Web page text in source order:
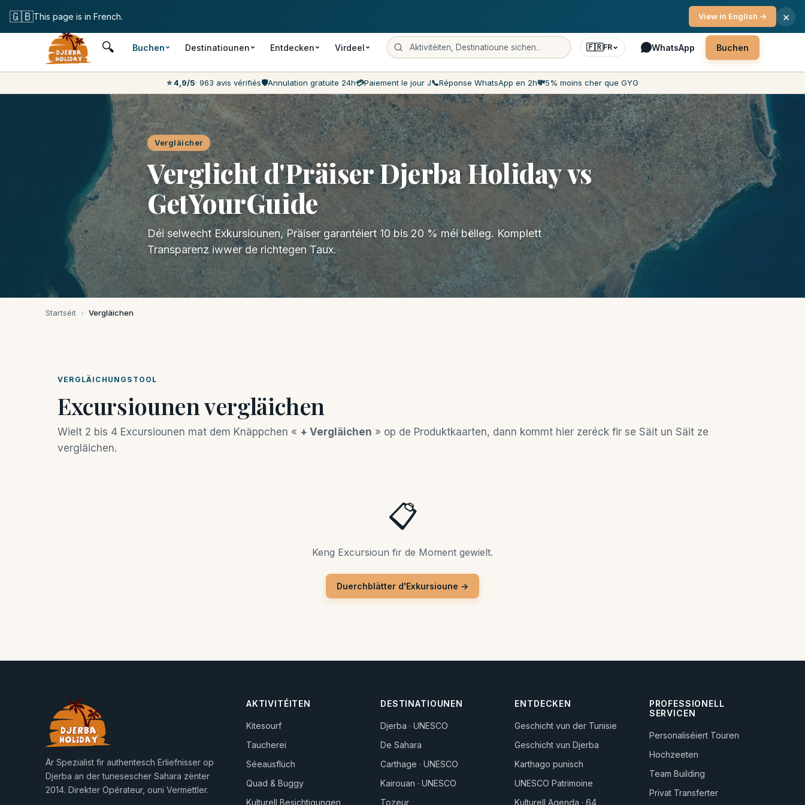
🔍 Buchen Destinatiounen Entdecken Virdeel 🇫🇷FR WhatsApp Buchen
⭐ 4,9/5· 963 avis vérifiés🛡️Annulation gratuite 24h💳Paiement le jour J📞Réponse WhatsApp en 2h💸5% moins cher que GYG
Vergläicher
Verglicht d'Präiser Djerba Holiday vs
GetYourGuide
Déi selwecht Exkursiounen, Präiser garantéiert 10 bis 20 % méi bëlleg. Komplett
Transparenz iwwer de richtegen Taux.
Startséit › Vergläichen
VERGLÄICHUNGSTOOL
Excursiounen vergläichen
Wielt 2 bis 4 Excursiounen mat dem Knäppchen « + Vergläichen » op de Produktkaarten, dann kommt hier zeréck fir se Säit un Säit ze
vergläichen.
📋
Keng Excursioun fir de Moment gewielt.
Duerchblätter d'Exkursioune →
Är Spezialist fir authentesch Erliefnisser op
Djerba an der tunesescher Sahara zënter
2014. Direkter Opérateur, ouni Vermëttler.
AKTIVITÉITEN
Kitesourf
Taucherei
Séeausflüch
Quad & Buggy
Kulturell Besichtigungen
DESTINATIOUNEN
Djerba · UNESCO
De Sahara
Carthage · UNESCO
Kairouan · UNESCO
Tozeur
ENTDECKEN
Geschicht vun der Tunisie
Geschicht vun Djerba
Karthago punisch
UNESCO Patrimoine
Kulturell Agenda · 64
PROFESSIONELL
SERVICEN
Personaliséiert Touren
Hochzeeten
Team Building
Privat Transferter
🇬🇧This page is in French. View in English → ×